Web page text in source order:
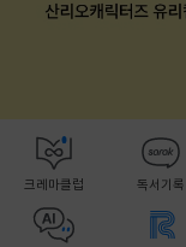
크레마클럽 독서기록